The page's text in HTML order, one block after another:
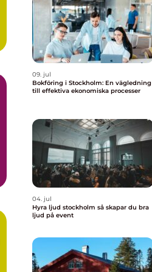
09. jul
Bokföring i Stockholm: En vägledning
till effektiva ekonomiska processer
04. jul
Hyra ljud stockholm så skapar du bra
ljud på event